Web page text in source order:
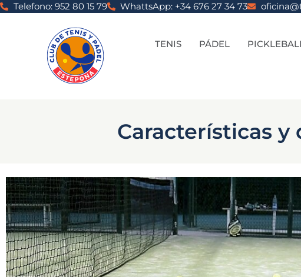
Telefono: 952 80 15 79 WhattsApp: +34 676 27 34 73
TENIS PÁDEL
Características